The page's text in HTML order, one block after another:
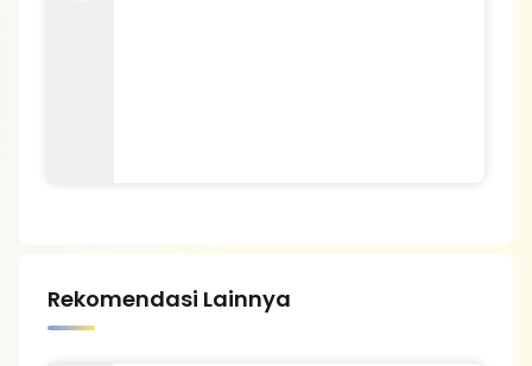
Rekomendasi Lainnya